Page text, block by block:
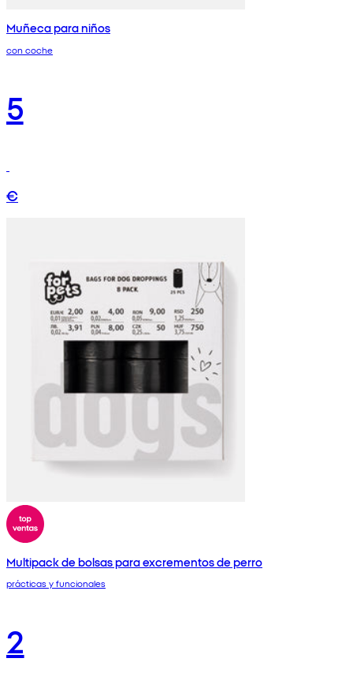
Muñeca para niños
con coche
5
€
Multipack de bolsas para excrementos de perro
prácticas y funcionales
2